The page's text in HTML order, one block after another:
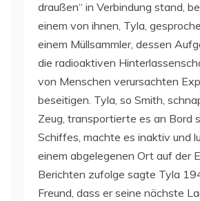
draußen“ in Verbindung stand,
einem von ihnen, Tyla,
einem Müllsammler, dessen
die radioaktiven
von Menschen verursachten
beseitigen. Tyla, so Smith,
Zeug, transportierte es an Bord
Schiffes, machte es inaktiv und
einem abgelegenen Ort auf der
Berichten zufolge sagte Tyla
Freund, dass er seine nächste